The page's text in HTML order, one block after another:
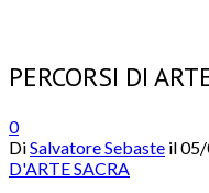
PERCORSI DI
0
DiSalvatore Sebaste il
D'ARTE SACRA